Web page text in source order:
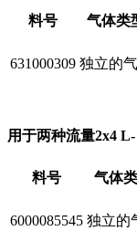
料号 气体类
631000309 独立的
用于两种流量2x4
料号 气体
6000085545 独立的